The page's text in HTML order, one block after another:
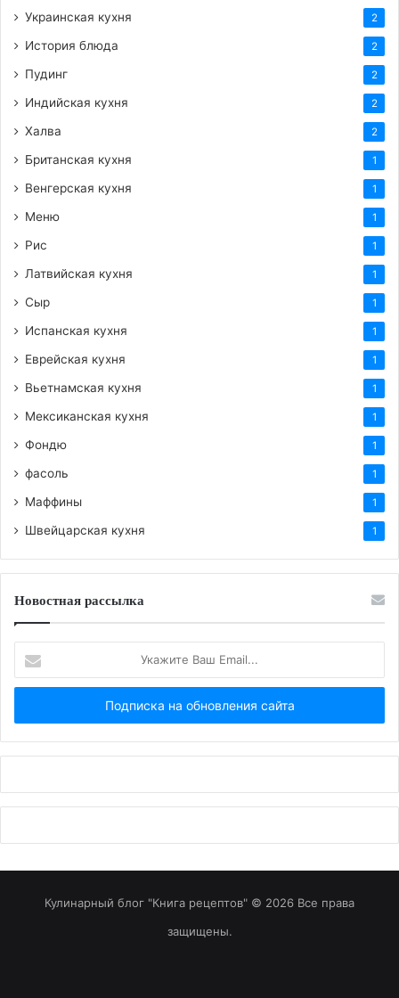
Украинская кухня 2
История блюда 2
Пудинг 2
Индийская кухня 2
Халва 2
Британская кухня 1
Венгерская кухня 1
Меню 1
Рис 1
Латвийская кухня 1
Сыр 1
Испанская кухня 1
Еврейская кухня 1
Вьетнамская кухня 1
Мексиканская кухня 1
Фондю 1
фасоль 1
Маффины 1
Швейцарская кухня 1
Новостная рассылка
Ваш
Email...
Кулинарный блог "Книга рецептов" © 2026 Все права
защищены.